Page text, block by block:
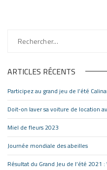
ARTICLES RÉCENTS
Participez au grand jeu de l’été
Doit-on laver sa voiture de location
Miel de fleurs 2023
Journée mondiale des abeilles
Résultat du Grand Jeu de l’été 2021